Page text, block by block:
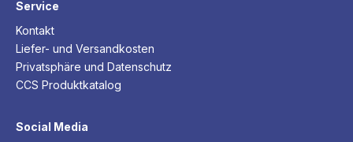
Service
Kontakt
Liefer- und Versandkosten
Privatsphäre und Datenschutz
CCS Produktkatalog
Social Media